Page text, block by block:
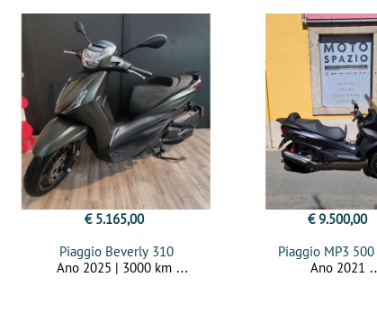
€ 5.165,00
Piaggio Beverly 310
Ano 2025 | 3000 km
€ 9.500,00
Piaggio MP3
Ano 2021